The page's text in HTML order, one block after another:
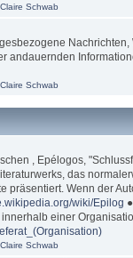
Schwab
andauernden
Schwab
, Epélogos,
das
präsentiert. Wenn der
wiki/Epilog
einer
Schwab